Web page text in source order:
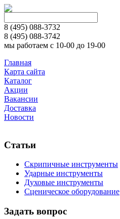
8 (495) 088-3732
8 (495) 088-3742
мы работаем с 10-00 до 19-00
Главная
Карта сайта
Каталог
Акции
Вакансии
Доставка
Новости
Статьи
Скрипичные инструменты
Ударные инструменты
Духовые инструменты
Сценическое оборудование
Задать вопрос